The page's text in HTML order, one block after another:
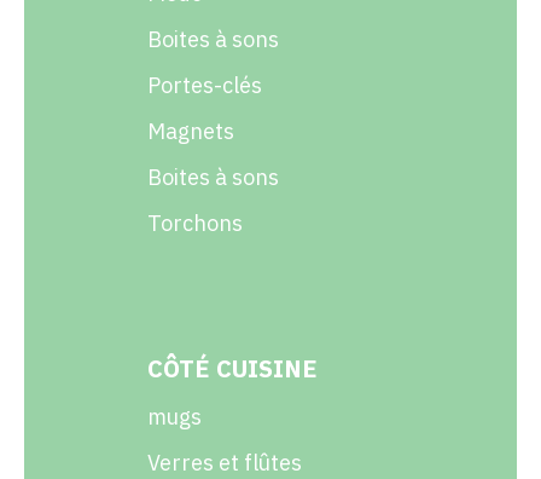
Boites à sons
Portes-clés
Magnets
Boites à sons
Torchons
CÔTÉ CUISINE
mugs
Verres et flûtes